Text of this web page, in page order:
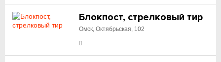
Блокпост, стрелковый тир
Омск, Октябрьская, 102